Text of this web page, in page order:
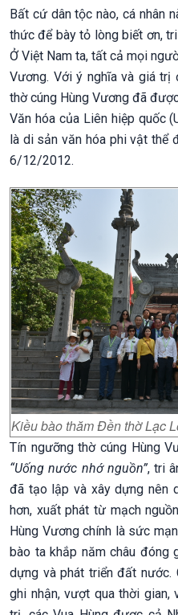
Bất cứ dân tộc nào, cá nhân
thức để bày tỏ lòng biết ơn,
Ở Việt Nam ta, tất cả mọi
Vương. Với ý nghĩa và giá trị
thờ cúng Hùng Vương đã
Văn hóa của Liên hiệp quốc
là di sản văn hóa phi vật thể
6/12/2012.
Kiều bào thăm Đền thờ Lạc
Tín ngưỡng thờ cúng Hùng
“Uống nước nhớ nguồn”, tri
đã tạo lập và xây dựng nên
hơn, xuất phát từ mạch
Hùng Vương chính là sức
bào ta khắp năm châu đóng
dựng và phát triển đất
ghi nhận, vượt qua thời gian,